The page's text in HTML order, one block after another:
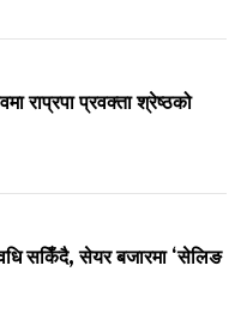
राप्रपा प्रवक्ता श्रेष्ठको
सकिँदै, सेयर बजारमा ‘सेलिङ